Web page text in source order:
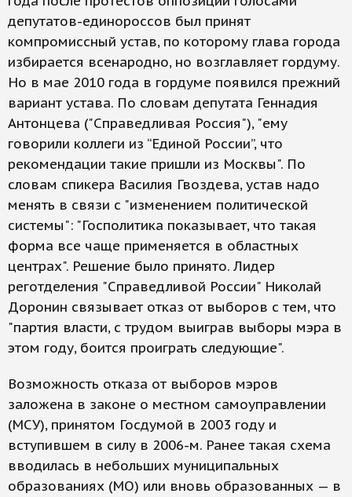
депутатов-единороссов был принят
компромиссный устав, по которому глава города
избирается всенародно, но возглавляет гордуму.
Но в мае 2010 года в гордуме появился прежний
вариант устава. По словам депутата Геннадия
Антонцева ("Справедливая Россия"), "ему
говорили коллеги из “Единой России”, что
рекомендации такие пришли из Москвы". По
словам спикера Василия Гвоздева, устав надо
менять в связи с "изменением политической
системы": "Госполитика показывает, что такая
форма все чаще применяется в областных
центрах". Решение было принято. Лидер
реготделения "Справедливой России" Николай
Доронин связывает отказ от выборов с тем, что
"партия власти, с трудом выиграв выборы мэра в
этом году, боится проиграть следующие".
Возможность отказа от выборов мэров
заложена в законе о местном самоуправлении
(МСУ), принятом Госдумой в 2003 году и
вступившем в силу в 2006-м. Ранее такая схема
вводилась в небольших муниципальных
образованиях (МО) или вновь образованных — в